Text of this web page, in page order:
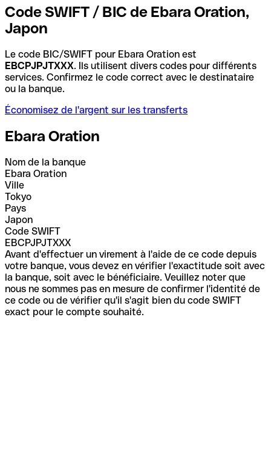
Code SWIFT / BIC de Ebara Oration,
Japon
Le code BIC/SWIFT pour Ebara Oration est
EBCPJPJTXXX. Ils utilisent divers codes pour différents
services. Confirmez le code correct avec le destinataire
ou la banque.
Économisez de l'argent sur les transferts
Ebara Oration
Nom de la banque
Ebara Oration
Ville
Tokyo
Pays
Japon
Code SWIFT
EBCPJPJTXXX
Avant d'effectuer un virement à l'aide de ce code depuis
votre banque, vous devez en vérifier l'exactitude soit avec
la banque, soit avec le bénéficiaire. Veuillez noter que
nous ne sommes pas en mesure de confirmer l'identité de
ce code ou de vérifier qu'il s'agit bien du code SWIFT
exact pour le compte souhaité.